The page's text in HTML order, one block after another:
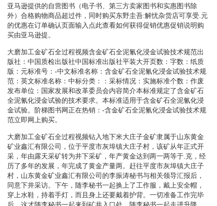
亚马逊提供的自营图书（电子书、第三方卖家图书和实惠图书除
外）合格购物商品超过件，同时购买东野圭吾:解忧杂货店可享受.元
的优惠在订单确认页面输入点此查看如何获得促销优惠促销说明购
买由亚马逊提。
大磨加工金矿石全过程视频含金矿石全泥氰化浸金试验技术规范出
版社：中国质检出版社中国标准出版社平装大开页数：字数：纸质
版：元标准号：-中文标准名称：含金矿石全泥氰化浸金试验技术规
范：英文标准名称：中标分类：：采标情况：实施标准个数：作废
发布单位：国家发展和改革委员会内容简介本标准规定了含金矿石
全泥氰化浸金试验的技术要求。本标准适用于含金矿石全泥氰化浸
金试验。阶梯图书网正在热销：-含金矿石全泥氰化浸金试验技术规
范立即网上购买。
大磨加工金矿石全过程视频钻入地下米大庄子金矿隶属于山东黄金
矿业鑫汇有限公司，位于平度市灰埠镇大庄子村，该矿从年正式开
采，年由露天采矿转为井下采矿，年产黄金达到两一两等于.克，经
历了多年的发展，年完成了黄金产量两。赶往平度市灰埠镇大庄子
村，山东黄金矿业鑫汇有限公司的李振涛秘书与相关领导汇报后，
同意下井采访。下午，随李秘书一起换上了工作服，戴上安全帽，
穿上水鞋，持着手灯，而且身上还要戴着护背。一切准备工作完毕